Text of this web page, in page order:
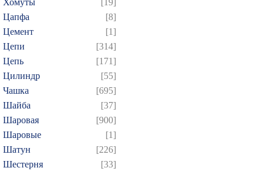
Хомуты
[19]
Цапфа
[8]
Цемент
[1]
Цепи
[314]
Цепь
[171]
Цилиндр
[55]
Чашка
[695]
Шайба
[37]
Шаровая
[900]
Шаровые
[1]
Шатун
[226]
Шестерня
[33]